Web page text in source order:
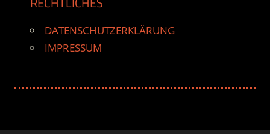
DATENSCHUTZERKLÄRUNG
IMPRESSUM